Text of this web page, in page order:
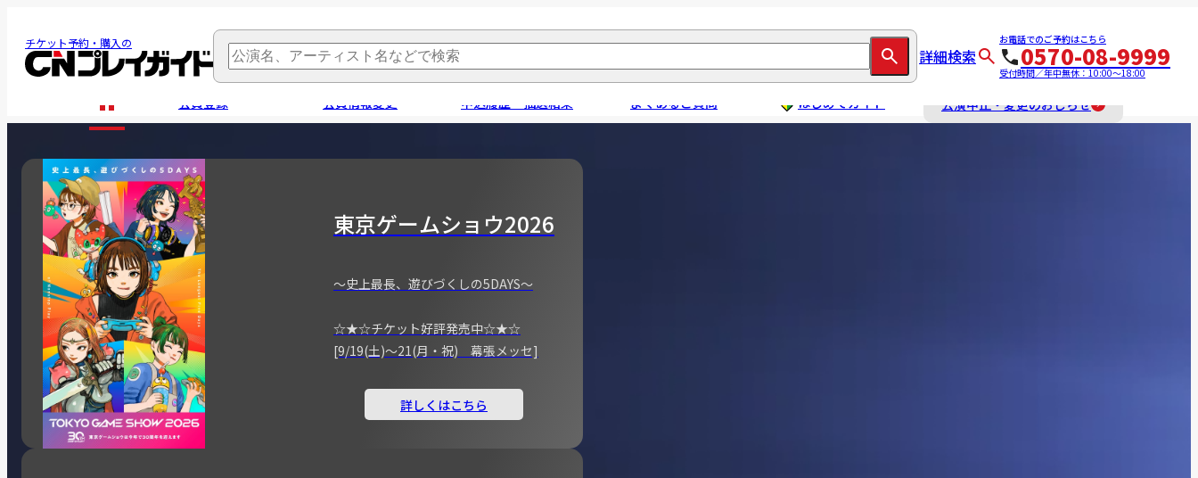
チケット予約・購入の
詳細検索
お電話でのご予約はこちら
0570-08-9999
受付時間／年中無休：10:00～18:00
会員登録 会員情報変更 申込履歴・抽選結果 よくあるご質問 はじめてガイド 公演中止・変更のおしらせ
東京ゲームショウ2026
～史上最長、遊びづくしの5DAYS～
☆★☆チケット好評発売中☆★☆
[9/19(土)～21(月・祝) 幕張メッセ]
詳しくはこちら